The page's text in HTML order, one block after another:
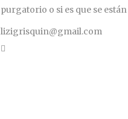
purgatorio o si es que se
lizigrisquin@gmail.com